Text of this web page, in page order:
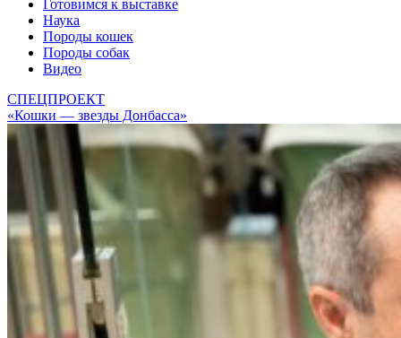
Готовимся к выставке
Наука
Породы кошек
Породы собак
Видео
СПЕЦПРОЕКТ
«Кошки — звезды Донбасса»